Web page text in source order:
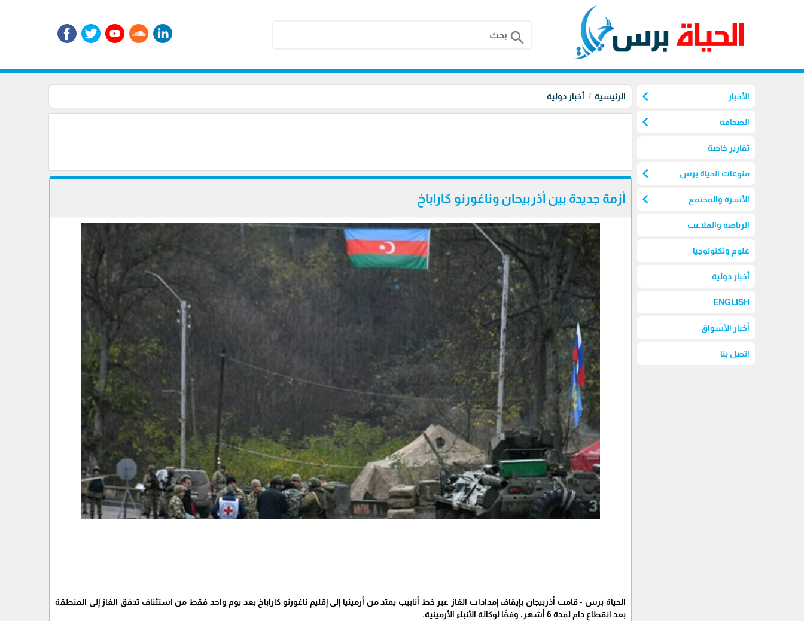
search
الأخبار chevron_left
الصحافة chevron_left
تقارير خاصة
منوعات الحياة برس chevron_left
الأسرة والمجتمع chevron_left
الرياضة والملاعب
علوم وتكنولوجيا
أخبار دولية
ENGLISH
أخبار الأسواق
اتصل بنا
الرئيسية أخبار دولية
أزمة جديدة بين أذربيحان وناغورنو كاراباخ
الحياة برس - قامت أذربيجان بإيقاف إمدادات الغاز عبر خط أنابيب يمتد من أرمينيا إلى إقليم ناغورنو كاراباخ بعد يوم واحد فقط من استئناف تدفق الغاز إلى المنطقة
بعد انقطاع دام لمدة 6 أشهر، وفقًا لوكالة الأنباء الأرمينية.